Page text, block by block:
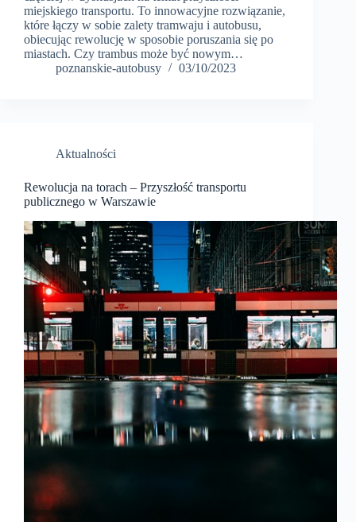
miejskiego transportu. To innowacyjne rozwiązanie,
które łączy w sobie zalety tramwaju i autobusu,
obiecując rewolucję w sposobie poruszania się po
miastach. Czy trambus może być nowym…
poznanskie-autobusy
03/10/2023
Aktualności
Rewolucja na torach – Przyszłość transportu
publicznego w Warszawie